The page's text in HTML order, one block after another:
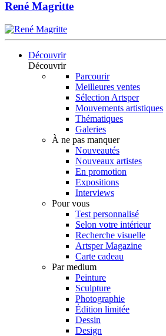
René Magritte
Découvrir
Découvrir
Parcourir
Meilleures ventes
Sélection Artsper
Mouvements artistiques
Thématiques
Galeries
À ne pas manquer
Nouveautés
Nouveaux artistes
En promotion
Expositions
Interviews
Pour vous
Test personnalisé
Selon votre intérieur
Recherche visuelle
Artsper Magazine
Carte cadeau
Par medium
Peinture
Sculpture
Photographie
Édition limitée
Dessin
Design